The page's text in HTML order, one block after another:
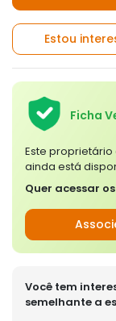
Estou
Ficha
Este
ainda está
Quer acessar
Você tem
semelhante a